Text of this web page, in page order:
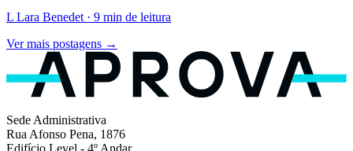
L Lara Benedet · 9 min de leitura
Ver mais postagens →
Sede Administrativa
Rua Afonso Pena, 1876